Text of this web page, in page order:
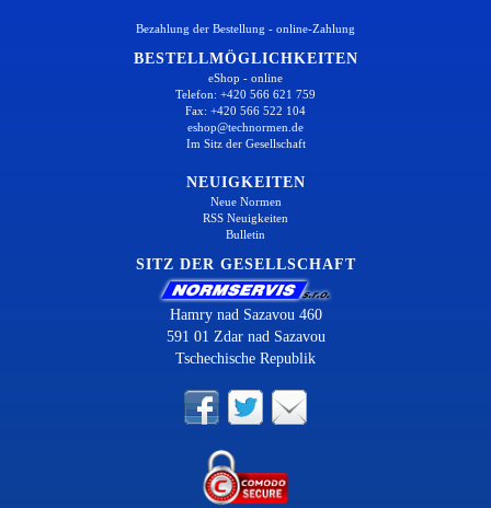
Bezahlung der Bestellung - online-Zahlung
BESTELLMÖGLICHKEITEN
eShop - online
Telefon: +420 566 621 759
Fax: +420 566 522 104
eshop@technormen.de
Im Sitz der Gesellschaft
NEUIGKEITEN
Neue Normen
RSS Neuigkeiten
Bulletin
SITZ DER GESELLSCHAFT
Hamry nad Sazavou 460
591 01 Zdar nad Sazavou
Tschechische Republik